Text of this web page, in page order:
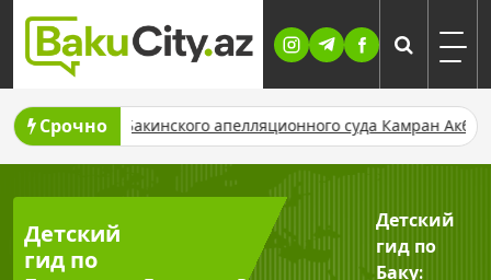
Skip
content
Срочно
апелляционного суда Камран Акберов отправлен в
Детский
гид по
Детский
гид по
Баку: